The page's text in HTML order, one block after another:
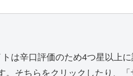
は辛口評価のため4つ星以上
そちらをクリックしたり、「